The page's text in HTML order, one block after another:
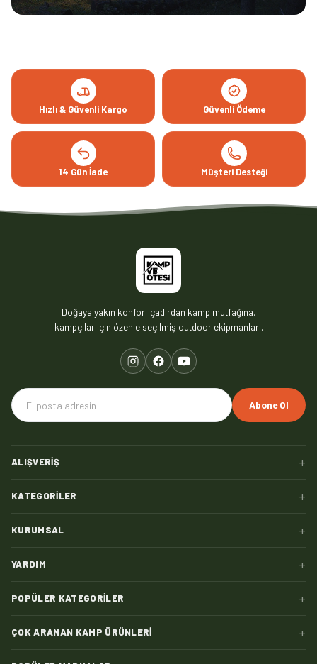
Hızlı & Güvenli Kargo Güvenli Ödeme
14 Gün İade Müşteri Desteği
Doğaya yakın konfor: çadırdan kamp mutfağına,
kampçılar için özenle seçilmiş outdoor ekipmanları.
Abone Ol
ALIŞVERIŞ +
KATEGORILER +
KURUMSAL +
YARDIM +
POPÜLER KATEGORILER +
ÇOK ARANAN KAMP ÜRÜNLERI +